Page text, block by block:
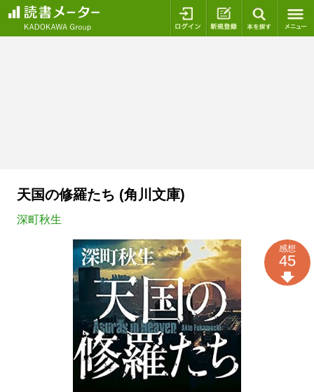
ログイン 新規登録
天国の修羅たち (角川文庫)
深町秋生
感想
45